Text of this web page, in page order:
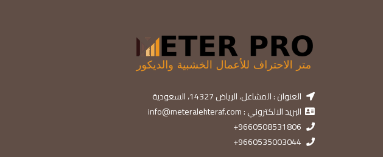
العنوان : المشاعل، الرياض 14327، السعودية
البريد الالكتروني : info@meteralehteraf.com
9660508531806+
9660535003044+